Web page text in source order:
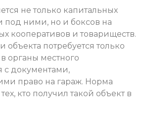
не только капитальных
под ними, но и боксов на
кооперативов и товариществ.
объекта потребуется только
органы местного
с документами,
право на гараж. Норма
кто получил такой объект в